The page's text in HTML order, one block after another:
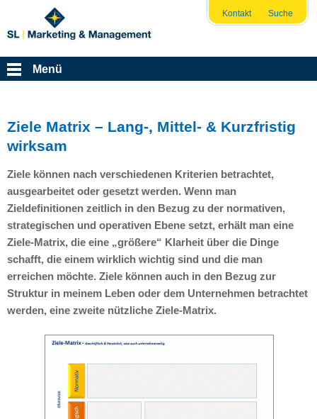
Kontakt Suche
Menü
Ziele Matrix – Lang-, Mittel- & Kurzfristig
wirksam
Ziele können nach verschiedenen Kriterien betrachtet,
ausgearbeitet oder gesetzt werden. Wenn man
Zieldefinitionen zeitlich in den Bezug zu der normativen,
strategischen und operativen Ebene setzt, erhält man eine
Ziele-Matrix, die eine „größere“ Klarheit über die Dinge
schafft, die einem wirklich wichtig sind und die man
erreichen möchte. Ziele können auch in den Bezug zur
Struktur in meinem Leben oder dem Unternehmen betrachtet
werden, eine zweite nützliche Ziele-Matrix.